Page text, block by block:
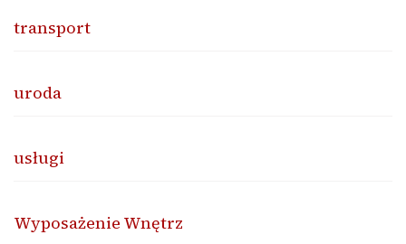
transport
uroda
usługi
Wyposażenie Wnętrz